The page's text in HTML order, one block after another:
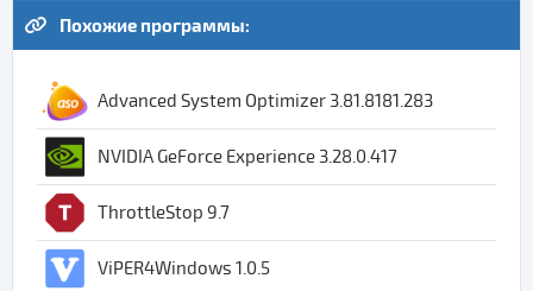
Похожие программы:
Advanced System Optimizer 3.81.8181.283
NVIDIA GeForce Experience 3.28.0.417
ThrottleStop 9.7
ViPER4Windows 1.0.5